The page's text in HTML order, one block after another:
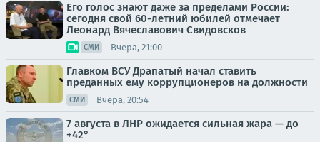
Его голос знают даже за пределами России:
сегодня свой 60-летний юбилей отмечает
Леонард Вячеславович Свидовсков
СМИ Вчера, 21:00
Главком ВСУ Драпатый начал ставить
преданных ему коррупционеров на должности
СМИ Вчера, 20:54
7 августа в ЛНР ожидается сильная жара — до
+42°